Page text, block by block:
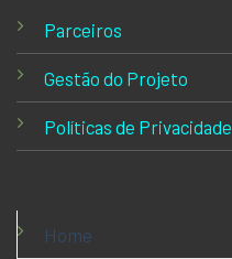
Parceiros
Gestão do Projeto
Políticas de Privacidade
Home